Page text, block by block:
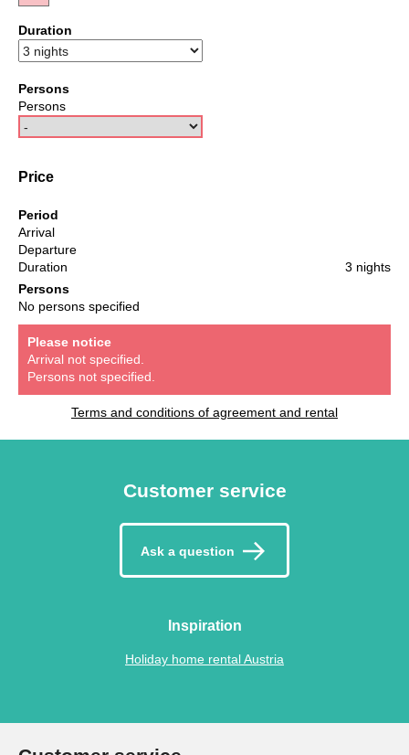
Duration
Persons
Persons
Price
Period
Arrival
Departure
Duration
3 nights
Persons
No persons specified
Please notice
Arrival not specified.
Persons not specified.
Terms and conditions of agreement and rental
Customer service
Ask a question
Inspiration
Holiday home rental Austria